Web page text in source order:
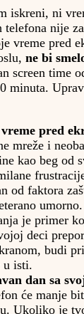
iskreni, ni
telefona nije
vreme pred
ne bi
screen time
minuta.
pred
mreže i
kao beg od
od faktora
je primer
deci
budi
u isti.
dan sa
će manje
Ukoliko je